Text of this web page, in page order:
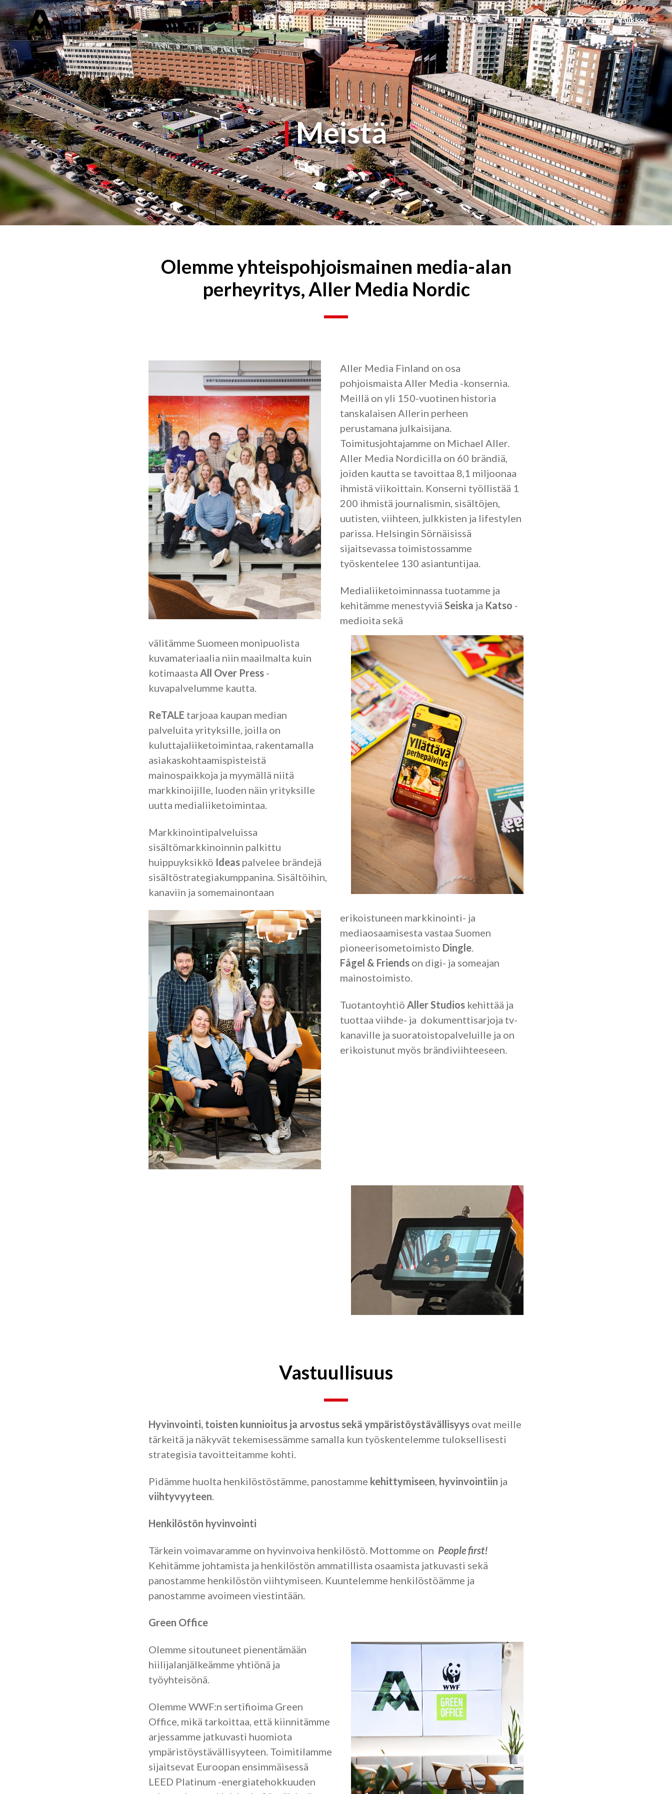
Valikko
Meistä
Olemme yhteispohjoismainen media-alan
perheyritys, Aller Media Nordic
Aller Media Finland on osa
pohjoismaista Aller Media -konsernia.
Meillä on yli 150-vuotinen historia
tanskalaisen Allerin perheen
perustamana julkaisijana.
Toimitusjohtajamme on Michael Aller.
Aller Media Nordicilla on 60 brändiä,
joiden kautta se tavoittaa 8,1 miljoonaa
ihmistä viikoittain. Konserni työllistää 1
200 ihmistä journalismin, sisältöjen,
uutisten, viihteen, julkkisten ja lifestylen
parissa. Helsingin Sörnäisissä
sijaitsevassa toimistossamme
työskentelee 130 asiantuntijaa.
Medialiiketoiminnassa tuotamme ja
kehitämme menestyviä Seiska ja Katso -
medioita sekä
välitämme Suomeen monipuolista
kuvamateriaalia niin maailmalta kuin
kotimaasta All Over Press -
kuvapalvelumme kautta.
ReTALE tarjoaa kaupan median
palveluita yrityksille, joilla on
kuluttajaliiketoimintaa, rakentamalla
asiakaskohtaamispisteistä
mainospaikkoja ja myymällä niitä
markkinoijille, luoden näin yrityksille
uutta medialiiketoimintaa.
Markkinointipalveluissa
sisältömarkkinoinnin palkittu
huippuyksikkö Ideas palvelee brändejä
sisältöstrategiakumppanina. Sisältöihin,
kanaviin ja somemainontaan
erikoistuneen markkinointi- ja
mediaosaamisesta vastaa Suomen
pioneerisometoimisto Dingle.
Fågel & Friends on digi- ja someajan
mainostoimisto.
Tuotantoyhtiö Aller Studioskehittää ja
tuottaa viihde- ja dokumenttisarjoja tv-
kanaville ja suoratoistopalveluille ja on
erikoistunut myös brändiviihteeseen.
Vastuullisuus
Hyvinvointi, toisten kunnioitus ja arvostus sekä ympäristöystävällisyys ovat meille
tärkeitä ja näkyvät tekemisessämme samalla kun työskentelemme tuloksellisesti
strategisia tavoitteitamme kohti.
Pidämme huolta henkilöstöstämme, panostamme kehittymiseen, hyvinvointiin ja
viihtyvyyteen.
Henkilöstön hyvinvointi
Tärkein voimavaramme on hyvinvoiva henkilöstö. Mottomme on People first!
Kehitämme johtamista ja henkilöstön ammatillista osaamista jatkuvasti sekä
panostamme henkilöstön viihtymiseen. Kuuntelemme henkilöstöämme ja
panostamme avoimeen viestintään.
Green Office
Olemme sitoutuneet pienentämään
hiilijalanjälkeämme yhtiönä ja
työyhteisönä.
Olemme WWF:n sertifioima Green
Office, mikä tarkoittaa, että kiinnitämme
arjessamme jatkuvasti huomiota
ympäristöystävällisyyteen. Toimitilamme
sijaitsevat Euroopan ensimmäisessä
LEED Platinum -energiatehokkuuden